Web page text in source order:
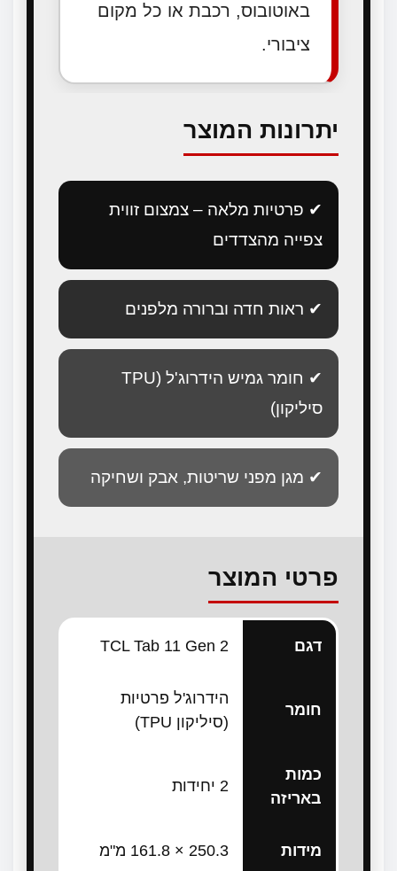
באוטובוס, רכבת או כל מקום
ציבורי.
יתרונות המוצר
✔ פרטיות מלאה – צמצום זווית
צפייה מהצדדים
✔ ראות חדה וברורה מלפנים
✔ חומר גמיש הידרוג'ל (TPU
סיליקון)
✔ מגן מפני שריטות, אבק ושחיקה
פרטי המוצר
דגם TCL Tab 11 Gen 2
חומר
הידרוג'ל פרטיות
(סיליקון TPU)
כמות
באריזה
2 יחידות
מידות 250.3 × 161.8 מ"מ